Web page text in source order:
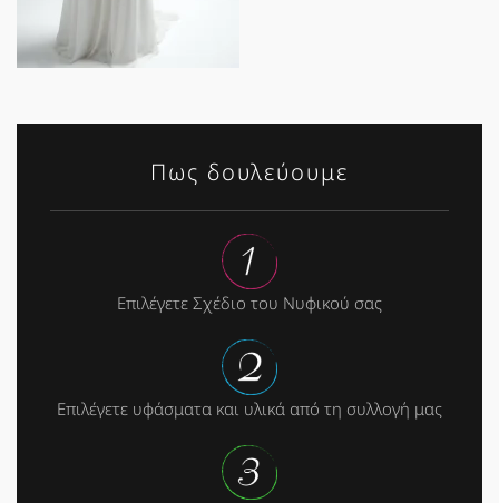
Πως δουλεύουμε
Επιλέγετε Σχέδιο του Νυφικού σας
Επιλέγετε υφάσματα και υλικά από τη συλλογή μας